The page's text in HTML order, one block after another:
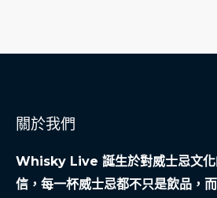
關於我們
Whisky Live 誕生於對威士忌文化
信，每一杯威士忌都不只是飲品，